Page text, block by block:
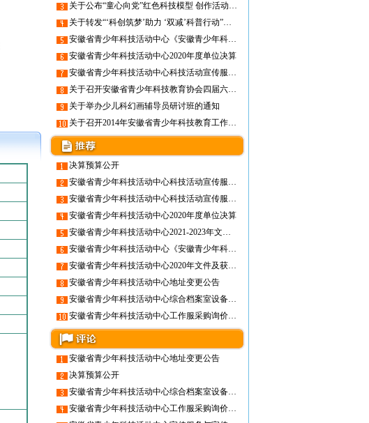
关于公布“童心向党”红色科技模型 创作活动获奖名单的通知
关于转发“‘科创筑梦’助力 ‘双减’科普行动”的通知
安徽省青少年科技活动中心《安徽青少年科技教育服务平台二期》项目验收公示
安徽省青少年科技活动中心2020年度单位决算
安徽省青少年科技活动中心科技活动宣传服务项目合同公示
关于召开安徽省青少年科技教育协会四届六次理事会的通知
关于举办少儿科幻画辅导员研讨班的通知
关于召开2014年安徽省青少年科技教育工作研讨会的通知
决算预算公开
安徽省青少年科技活动中心科技活动宣传服务项目合同公示
安徽省青少年科技活动中心科技活动宣传服务项目采购公告
安徽省青少年科技活动中心2020年度单位决算
安徽省青少年科技活动中心2021-2023年文件及获奖证书印刷项目采购公告
安徽省青少年科技活动中心《安徽青少年科技教育服务平台二期》项目验收公示
安徽省青少年科技活动中心2020年文件及获奖证书印刷项目采购公告
安徽省青少年科技活动中心地址变更公告
安徽省青少年科技活动中心综合档案室设备采购竞争性磋商项目成交公告
安徽省青少年科技活动中心工作服采购询价项目成交公告
安徽省青少年科技活动中心地址变更公告
决算预算公开
安徽省青少年科技活动中心综合档案室设备采购竞争性磋商项目成交公告
安徽省青少年科技活动中心工作服采购询价项目成交公告